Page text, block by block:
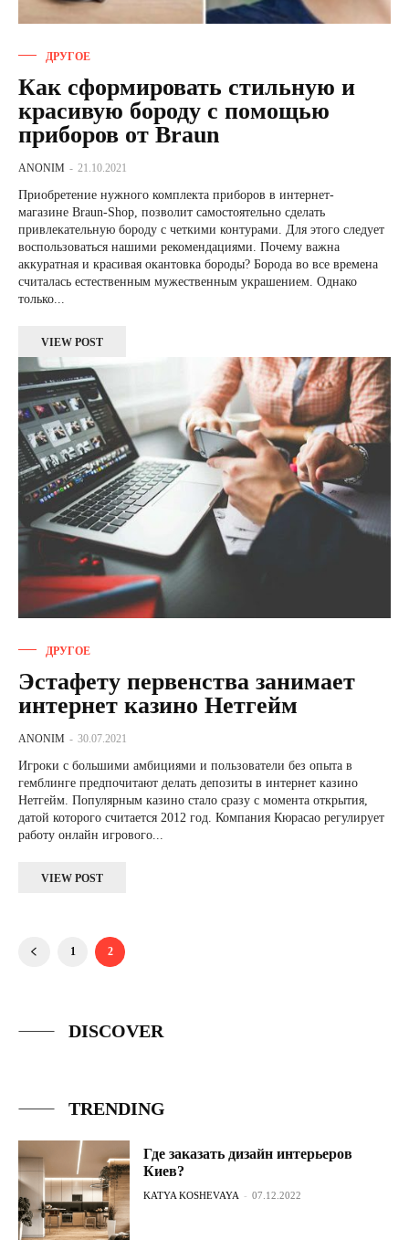
ДРУГОЕ
Как сформировать стильную и
красивую бороду с помощью
приборов от Braun
ANONIM - 21.10.2021
Приобретение нужного комплекта приборов в интернет-
магазине Braun-Shop, позволит самостоятельно сделать
привлекательную бороду с четкими контурами. Для этого следует
воспользоваться нашими рекомендациями. Почему важна
аккуратная и красивая окантовка бороды? Борода во все времена
считалась естественным мужественным украшением. Однако
только...
VIEW POST
ДРУГОЕ
Эстафету первенства занимает
интернет казино Нетгейм
ANONIM - 30.07.2021
Игроки с большими амбициями и пользователи без опыта в
гемблинге предпочитают делать депозиты в интернет казино
Нетгейм. Популярным казино стало сразу с момента открытия,
датой которого считается 2012 год. Компания Кюрасао регулирует
работу онлайн игрового...
VIEW POST
1 2
DISCOVER
TRENDING
Где заказать дизайн интерьеров
Киев?
KATYA KOSHEVAYA - 07.12.2022